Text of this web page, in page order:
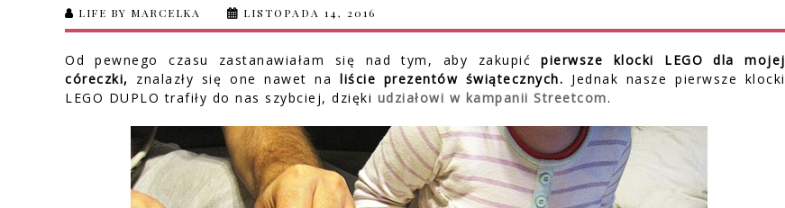
LIFE BY MARCELKA LISTOPADA 14, 2016
Od pewnego czasu zastanawiałam się nad tym, aby zakupić pierwsze klocki LEGO dla mojej
córeczki,
znalazły się one nawet naliście prezentów świątecznych. Jednak nasze pierwsze klocki
LEGO DUPLO trafiły do nas szybciej, dzięki udziałowi w kampanii Streetcom.